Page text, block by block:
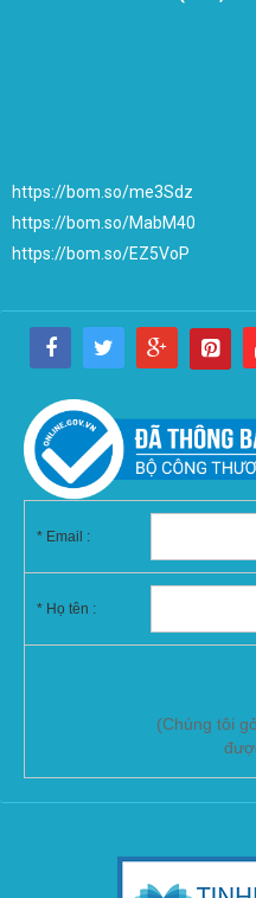
https://bom.so/me3Sdz
https://bom.so/MabM40
https://bom.so/EZ5VoP
* Email :
* Họ tên :
(Chúng tôi